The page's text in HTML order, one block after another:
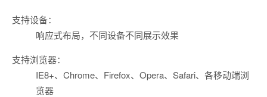
支持设备：
响应式布局，不同设备不同展示效果
支持浏览器：
IE8+、Chrome、Firefox、Opera、Safari、各移动端浏
览器